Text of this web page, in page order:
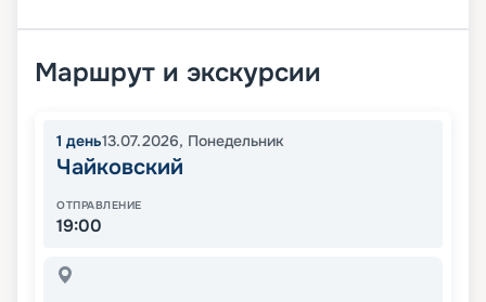
Маршрут и экскурсии
1 день13.07.2026, Понедельник
Чайковский
ОТПРАВЛЕНИЕ
19:00